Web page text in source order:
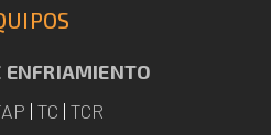
ENFRIAMIENTO
| TC | TCR